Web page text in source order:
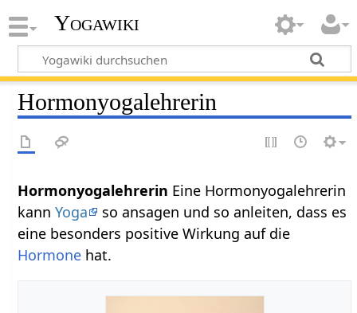
Yogawiki
Hormonyogalehrerin
Hormonyogalehrerin Eine Hormonyogalehrerin
kannYoga
so ansagen und so anleiten, dass es
eine besonders positive Wirkung auf die
Hormone hat.